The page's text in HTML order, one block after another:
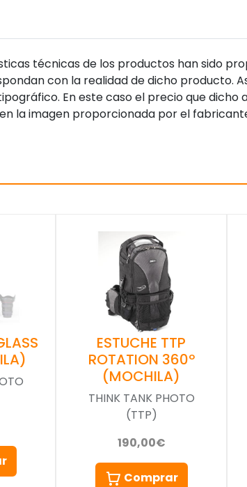
técnicas de los productos han sido
con la realidad de dicho producto.
En este caso el precio que
la imagen proporcionada por el
ESTUCHE TTP
ROTATION 360º
(MOCHILA)
THINK TANK PHOTO
(TTP)
190,00€
Comprar